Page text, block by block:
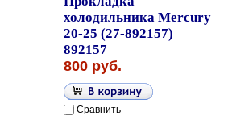
холодильника Mercury
20-25 (27-892157)
892157
800 руб.
Сравнить